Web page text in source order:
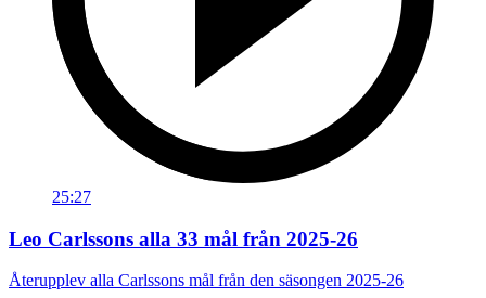
25:27
Leo Carlssons alla 33 mål från 2025-26
Återupplev alla Carlssons mål från den säsongen 2025-26